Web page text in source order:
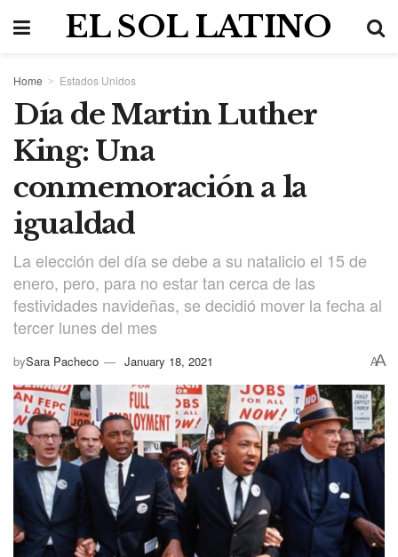
EL SOL LATINO
Home Estados Unidos
Día de Martin Luther
King: Una
conmemoración a la
igualdad
La elección del día se debe a su natalicio el 15 de
enero, pero, para no estar tan cerca de las
festividades navideñas, se decidió mover la fecha al
tercer lunes del mes
bySara Pacheco January 18, 2021 AA